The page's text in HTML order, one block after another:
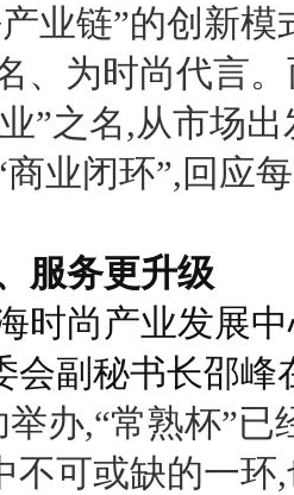
产业链”的创新模
、为时尚代言
”之名,从市场
业闭环”,回应
服务更升级
时尚产业发展
会副秘书长邵峰
举办,“常熟杯”已
不可或缺的一环